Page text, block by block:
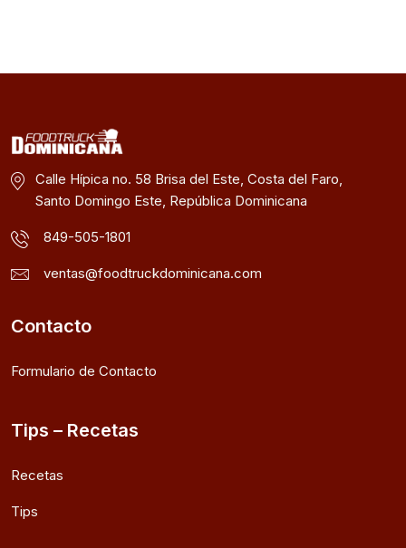
Calle Hípica no. 58 Brisa del Este, Costa del Faro,
Santo Domingo Este, República Dominicana
849-505-1801
ventas@foodtruckdominicana.com
Contacto
Formulario de Contacto
Tips – Recetas
Recetas
Tips